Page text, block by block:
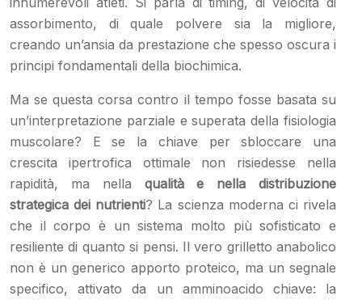
assorbimento, di quale polvere sia la migliore,
creando un’ansia da prestazione che spesso oscura i
principi fondamentali della biochimica.
Ma se questa corsa contro il tempo fosse basata su
un’interpretazione parziale e superata della fisiologia
muscolare? E se la chiave per sbloccare una
crescita ipertrofica ottimale non risiedesse nella
rapidità, ma nella qualità e nella distribuzione
strategica dei nutrienti? La scienza moderna ci rivela
che il corpo è un sistema molto più sofisticato e
resiliente di quanto si pensi. Il vero grilletto anabolico
non è un generico apporto proteico, ma un segnale
specifico, attivato da un amminoacido chiave: la